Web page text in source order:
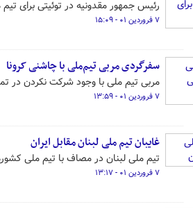
رئیس جمهور مقدونیه در توئیتی برای
۷ فروردین ۰۱ - ۱۵:۰۹
سفرگردی مربی تیم‌ملی با چاشنی کرونا
مربی تیم ملی با وجود شرکت نکردن در
۷ فروردین ۰۱ - ۱۳:۵۹
غایبان تیم ملی لبنان مقابل ایران
تیم ملی لبنان در مصاف با تیم ملی کشورمان ۸ بازیکن کلیدی خود را در
۷ فروردین ۰۱ - ۱۳:۱۷